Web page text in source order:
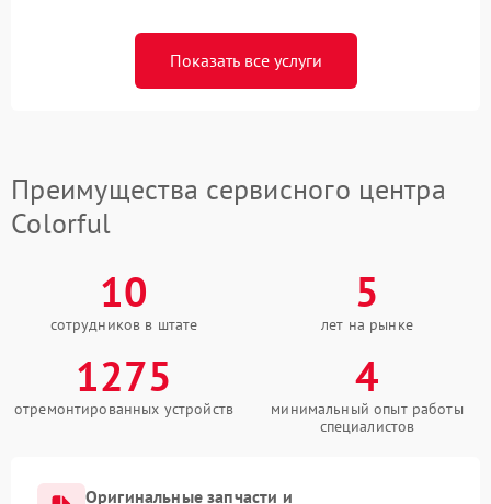
Показать все услуги
Преимущества сервисного центра
Colorful
10
сотрудников в штате
5
лет на рынке
1275
отремонтированных устройств
4
минимальный опыт работы
специалистов
Оригинальные запчасти и